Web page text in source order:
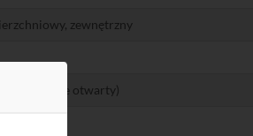
zewnętrzny
(normalnie otwarty)